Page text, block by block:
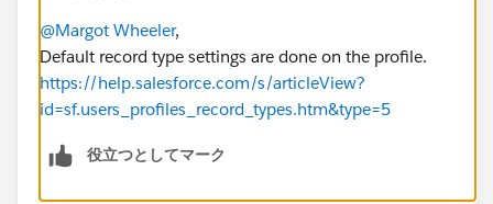
@Margot Wheeler,
Default record type settings are done on the profile.
https://help.salesforce.com/s/articleView?
id=sf.users_profiles_record_types.htm&type=5
役立つとしてマーク